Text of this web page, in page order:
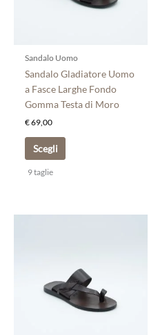
Sandalo Uomo
Sandalo Gladiatore Uomo
a Fasce Larghe Fondo
Gomma Testa di Moro
€69,00
Scegli
opzioni
scelte
nella
pagina
del
9 taglie
più
varianti.
Le
opzioni